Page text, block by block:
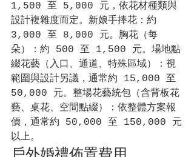
1,500 至 5,000 元，依花材種類與
設計複雜度而定。新娘手捧花：約
3,000 至 8,000 元。胸花（每
朵）：約 500 至 1,500 元。場地點
綴花藝（入口、通道、特殊區域）：視
範圍與設計另議，通常約 15,000 至
50,000 元。整場花藝統包（含背板花
藝、桌花、空間點綴）：依整體方案報
價，通常約 50,000 至 150,000 元
以上。